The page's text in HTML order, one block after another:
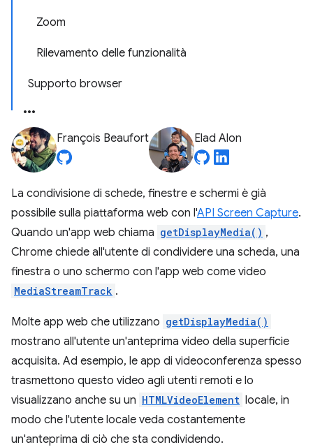
Zoom
Rilevamento delle funzionalità
Supporto browser
François Beaufort Elad Alon
La condivisione di schede, finestre e schermi è già
possibile sulla piattaforma web con l'API Screen Capture.
Quando un'app web chiama getDisplayMedia() ,
Chrome chiede all'utente di condividere una scheda, una
finestra o uno schermo con l'app web come video
MediaStreamTrack .
Molte app web che utilizzano getDisplayMedia()
mostrano all'utente un'anteprima video della superficie
acquisita. Ad esempio, le app di videoconferenza spesso
trasmettono questo video agli utenti remoti e lo
visualizzano anche su un HTMLVideoElement locale, in
modo che l'utente locale veda costantemente
un'anteprima di ciò che sta condividendo.